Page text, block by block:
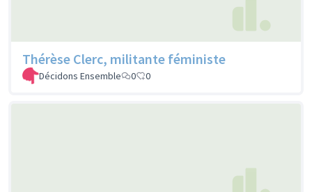
Thérèse Clerc, militante féministe
Décidons Ensemble 0 0